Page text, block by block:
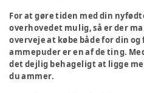
For at gøre tiden med din
overhovedet mulig, så er der
overveje at købe både for din og
ammepuder er en af de ting.
det dejlig behageligt at ligge
du ammer.